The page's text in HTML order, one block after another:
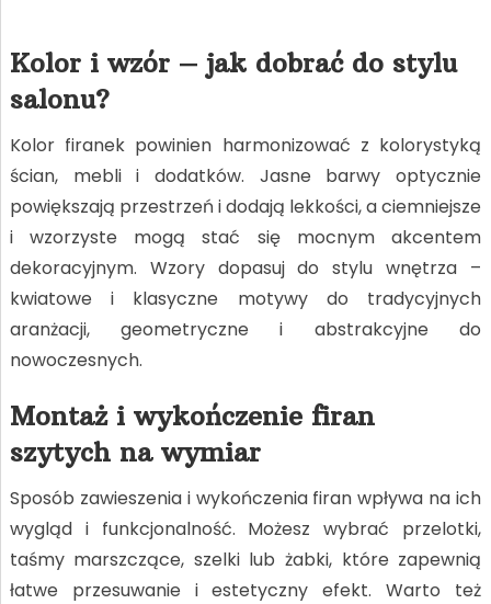
Kolor i wzór – jak dobrać do stylu
salonu?
Kolor firanek powinien harmonizować z kolorystyką
ścian, mebli i dodatków. Jasne barwy optycznie
powiększają przestrzeń i dodają lekkości, a ciemniejsze
i wzorzyste mogą stać się mocnym akcentem
dekoracyjnym. Wzory dopasuj do stylu wnętrza –
kwiatowe i klasyczne motywy do tradycyjnych
aranżacji, geometryczne i abstrakcyjne do
nowoczesnych.
Montaż i wykończenie firan
szytych na wymiar
Sposób zawieszenia i wykończenia firan wpływa na ich
wygląd i funkcjonalność. Możesz wybrać przelotki,
taśmy marszczące, szelki lub żabki, które zapewnią
łatwe przesuwanie i estetyczny efekt. Warto też